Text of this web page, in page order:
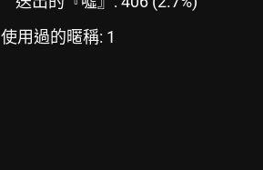
使用過的暱稱: 1